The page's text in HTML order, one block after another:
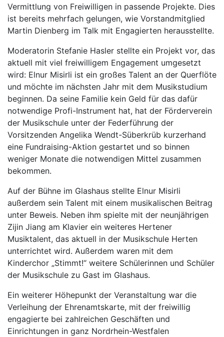
Vermittlung von Freiwilligen in passende Projekte. Dies
ist bereits mehrfach gelungen, wie Vorstandmitglied
Martin Dienberg im Talk mit Engagierten herausstellte.
Moderatorin Stefanie Hasler stellte ein Projekt vor, das
aktuell mit viel freiwilligem Engagement umgesetzt
wird: Elnur Misirli ist ein großes Talent an der Querflöte
und möchte im nächsten Jahr mit dem Musikstudium
beginnen. Da seine Familie kein Geld für das dafür
notwendige Profi-Instrument hat, hat der Förderverein
der Musikschule unter der Federführung der
Vorsitzenden Angelika Wendt-Süberkrüb kurzerhand
eine Fundraising-Aktion gestartet und so binnen
weniger Monate die notwendigen Mittel zusammen
bekommen.
Auf der Bühne im Glashaus stellte Elnur Misirli
außerdem sein Talent mit einem musikalischen Beitrag
unter Beweis. Neben ihm spielte mit der neunjährigen
Zijin Jiang am Klavier ein weiteres Hertener
Musiktalent, das aktuell in der Musikschule Herten
unterrichtet wird. Außerdem waren mit dem
Kinderchor „Stimmt!“ weitere Schülerinnen und Schüler
der Musikschule zu Gast im Glashaus.
Ein weiterer Höhepunkt der Veranstaltung war die
Verleihung der Ehrenamtskarte, mit der freiwillig
engagierte bei zahlreichen Geschäften und
Einrichtungen in ganz Nordrhein-Westfalen